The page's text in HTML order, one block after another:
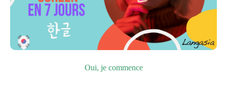
Oui, je commence